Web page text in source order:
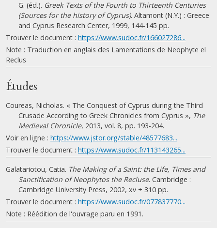
G. (éd.). Greek Texts of the Fourth to Thirteenth Centuries
(Sources for the history of Cyprus). Altamont (N.Y.) : Greece
and Cyprus Research Center, 1999, 144-145 pp.
Trouver le document : https://www.sudoc.fr/166027286...
Note : Traduction en anglais des Lamentations de Neophyte el
Reclus
Études
Coureas, Nicholas. « The Conquest of Cyprus during the Third
Crusade According to Greek Chronicles from Cyprus », The
Medieval Chronicle, 2013, vol. 8, pp. 193-204.
Voir en ligne : https://www.jstor.org/stable/48577683...
Trouver le document : https://www.sudoc.fr/113143265...
Galatariotou, Catia. The Making of a Saint: the Life, Times and
Sanctification of Neophytos the Recluse. Cambridge :
Cambridge University Press, 2002, xv + 310 pp.
Trouver le document : https://www.sudoc.fr/077837770...
Note : Réédition de l'ouvrage paru en 1991.